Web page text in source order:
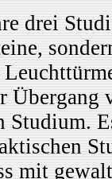
drei
Studium.
mit